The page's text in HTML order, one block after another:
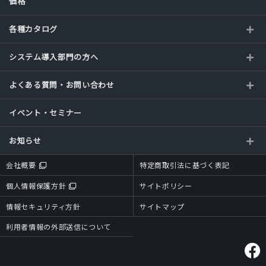
各種カタログ
システム導入部門の方へ
よくある質問・お問い合わせ
イベント・セミナー
お知らせ
会社概要 特定商取引法に基づく表記
個人情報保護方針 サイトポリシー
情報セキュリティ方針
サイトマップ
利用者情報の外部送信について